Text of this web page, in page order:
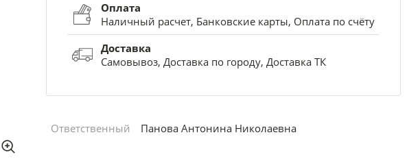
Оплата
Наличный расчет, Банковские карты, Оплата по счёту
Доставка
Самовывоз, Доставка по городу, Доставка ТК
Ответственный Панова Антонина Николаевна